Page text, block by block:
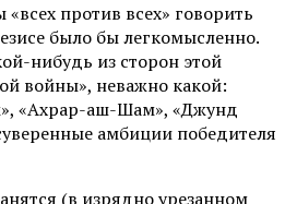
против всех» говорить
было бы легкомысленно.
нибудь из сторон этой
войны», неважно какой:
«Ахрар-аш-Шам», «Джунд
амбиции победителя
(в изрядно урезанном